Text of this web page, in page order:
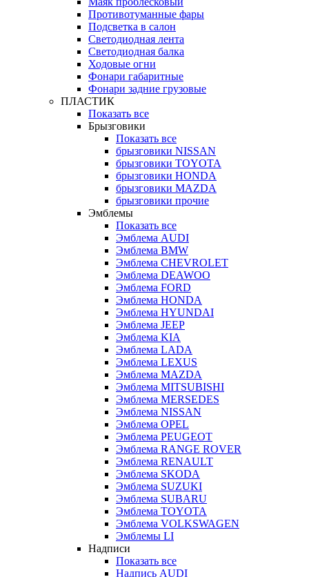
Противотуманные фары
Подсветка в салон
Светодиодная лента
Светодиодная балка
Ходовые огни
Фонари габаритные
Фонари задние грузовые
ПЛАСТИК
Показать все
Брызговики
Показать все
брызговики NISSAN
брызговики TOYOTA
брызговики HONDA
брызговики MAZDA
брызговики прочие
Эмблемы
Показать все
Эмблема AUDI
Эмблема BMW
Эмблема CHEVROLET
Эмблема DEAWOO
Эмблема FORD
Эмблема HONDA
Эмблема HYUNDAI
Эмблема JEEP
Эмблема KIA
Эмблема LADA
Эмблема LEXUS
Эмблема MAZDA
Эмблема MITSUBISHI
Эмблема MERSEDES
Эмблема NISSAN
Эмблема OPEL
Эмблема PEUGEOT
Эмблема RANGE ROVER
Эмблема RENAULT
Эмблема SKODA
Эмблема SUZUKI
Эмблема SUBARU
Эмблема TOYOTA
Эмблема VOLKSWAGEN
Эмблемы LI
Надписи
Показать все
Надпись AUDI